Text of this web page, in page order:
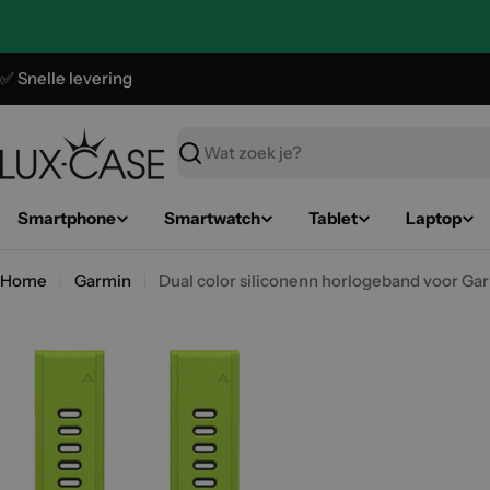
inhoud
✅ Snelle levering
Zoeken
Smartphone Smartwatch Tablet Laptop
Home Garmin Dual color siliconenn horlogeband voor